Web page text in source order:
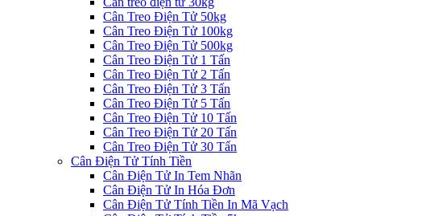
Cân Treo Điện Tử 50kg
Cân Treo Điện Tử 100kg
Cân Treo Điện Tử 500kg
Cân Treo Điện Tử 1 Tấn
Cân Treo Điện Tử 2 Tấn
Cân Treo Điện Tử 3 Tấn
Cân Treo Điện Tử 5 Tấn
Cân Treo Điện Tử 10 Tấn
Cân Treo Điện Tử 20 Tấn
Cân Treo Điện Tử 30 Tấn
Cân Điện Tử Tính Tiền
Cân Điện Tử In Tem Nhãn
Cân Điện Tử In Hóa Đơn
Cân Điện Tử Tính Tiền In Mã Vạch